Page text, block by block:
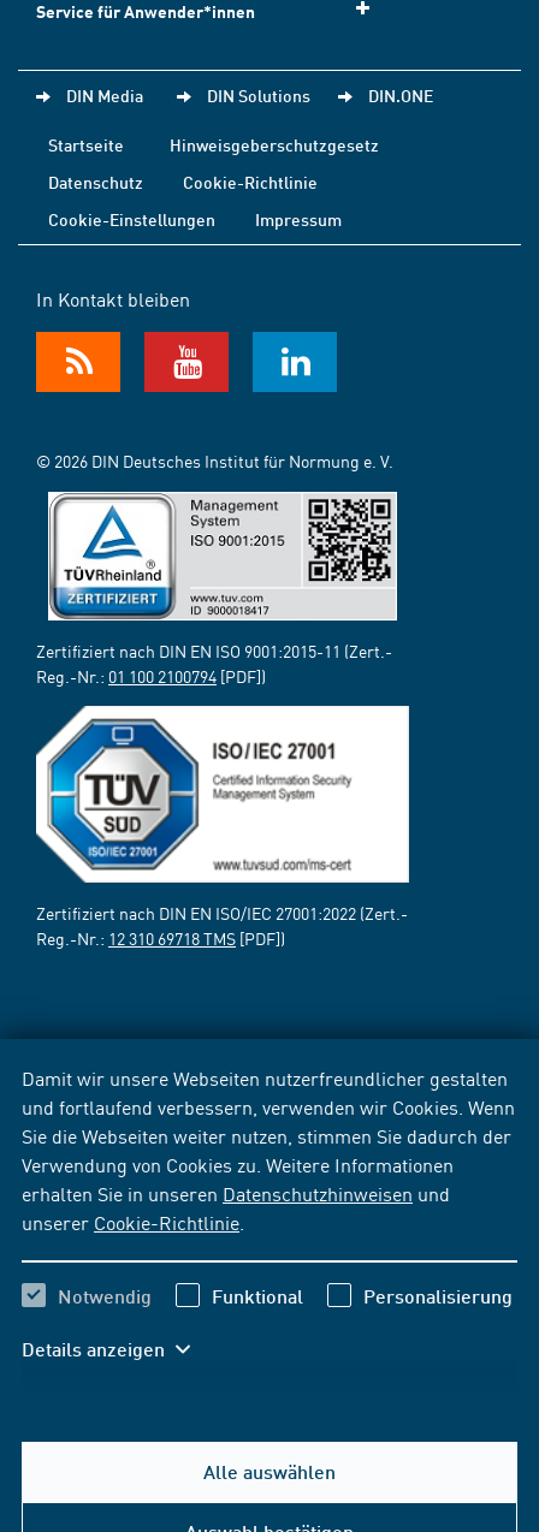
Damit wir unsere Webseiten nutzerfreundlicher gestalten
und fortlaufend verbessern, verwenden wir Cookies. Wenn
Sie die Webseiten weiter nutzen, stimmen Sie dadurch der
Verwendung von Cookies zu. Weitere Informationen
erhalten Sie in unseren Datenschutzhinweisen und
unserer Cookie-Richtlinie
Notwendig Funktional Personalisierung
Details anzeigen
Alle auswählen
Service für Anwender*innen
DIN Media DIN Solutions DIN.ONE
Startseite
Hinweisgeberschutzgesetz
Datenschutz
Cookie-Richtlinie
Cookie-Einstellungen
Impressum
In Kontakt bleiben
© 2026 DIN Deutsches Institut für Normung e. V.
Zertifiziert nach DIN EN ISO 9001:2015-11 (Zert.-
Reg.-Nr.: 01 100 2100794 [PDF])
Zertifiziert nach DIN EN ISO/IEC 27001:2022 (Zert.-
Reg.-Nr.: 12 310 69718 TMS [PDF])